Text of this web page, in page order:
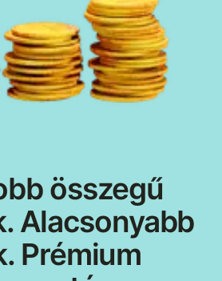
összegű
Alacsonyabb
Prémium